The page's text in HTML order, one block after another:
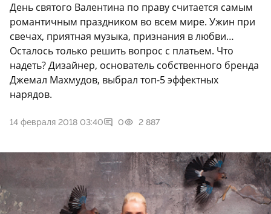
День святого Валентина по праву считается самым
романтичным праздником во всем мире. Ужин при
свечах, приятная музыка, признания в любви…
Осталось только решить вопрос с платьем. Что
надеть? Дизайнер, основатель собственного бренда
Джемал Махмудов, выбрал топ-5 эффектных
нарядов.
14 февраля 2018 03:40 0 2 887